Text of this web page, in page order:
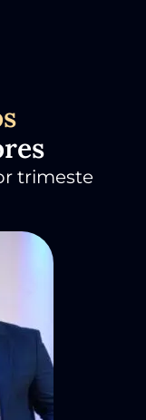
trimeste